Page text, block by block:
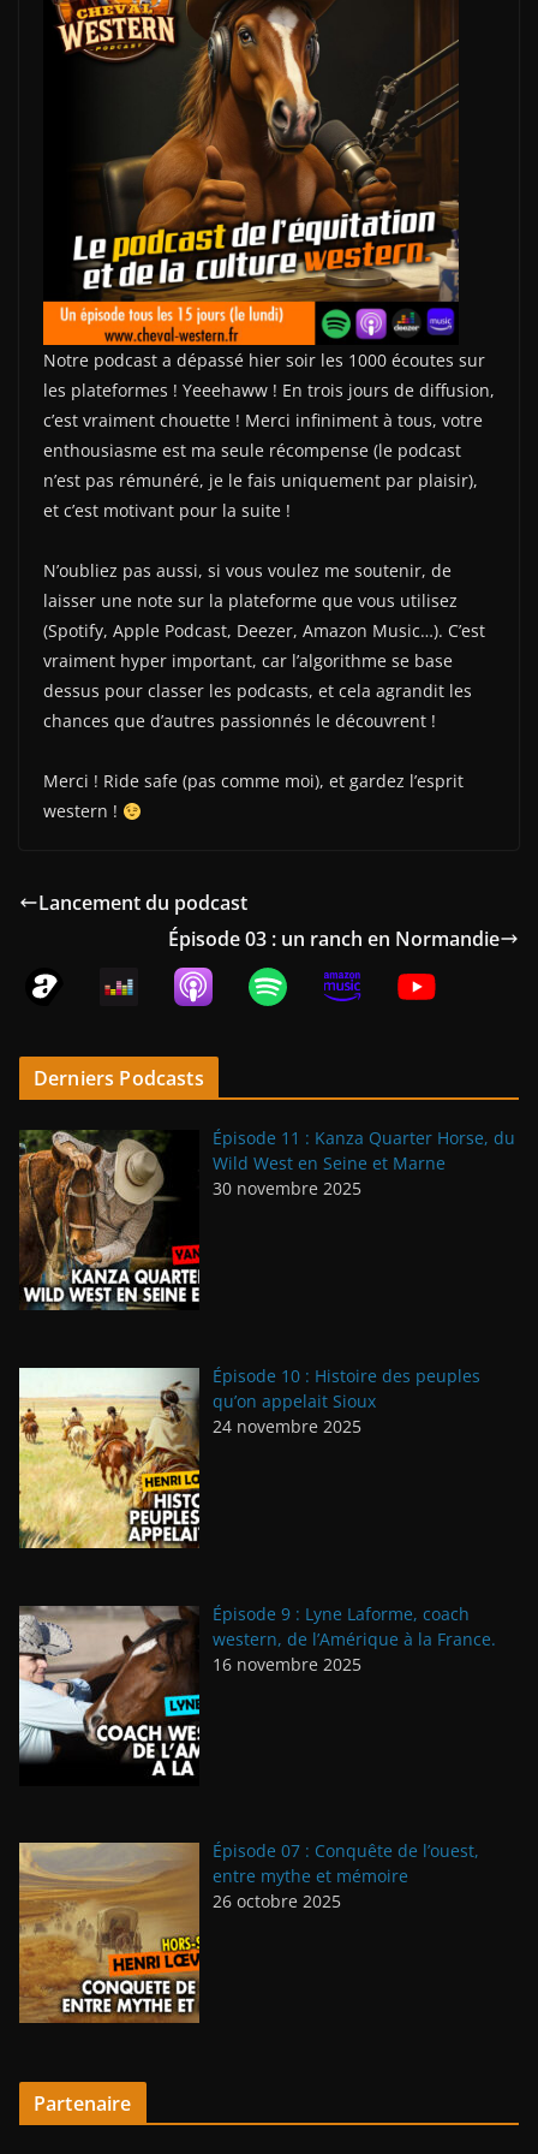
Notre podcast a dépassé hier soir les 1000 écoutes sur
les plateformes ! Yeeehaww ! En trois jours de diffusion,
c’est vraiment chouette ! Merci infiniment à tous, votre
enthousiasme est ma seule récompense (le podcast
n’est pas rémunéré, je le fais uniquement par plaisir),
et c’est motivant pour la suite !
N’oubliez pas aussi, si vous voulez me soutenir, de
laisser une note sur la plateforme que vous utilisez
(Spotify, Apple Podcast, Deezer, Amazon Music…). C’est
vraiment hyper important, car l’algorithme se base
dessus pour classer les podcasts, et cela agrandit les
chances que d’autres passionnés le découvrent !
Merci ! Ride safe (pas comme moi), et gardez l’esprit
western !
Lancement du podcast
Épisode 03 : un ranch en Normandie
Derniers Podcasts
Épisode 11 : Kanza Quarter Horse, du
Wild West en Seine et Marne
30 novembre 2025
Épisode 10 : Histoire des peuples
qu’on appelait Sioux
24 novembre 2025
Épisode 9 : Lyne Laforme, coach
western, de l’Amérique à la France.
16 novembre 2025
Épisode 07 : Conquête de l’ouest,
entre mythe et mémoire
26 octobre 2025
Partenaire